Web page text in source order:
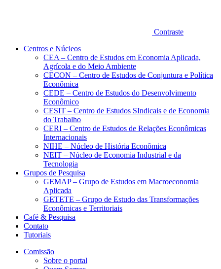
Contraste
Centros e Núcleos
CEA – Centro de Estudos em Economia Aplicada,
Agrícola e do Meio Ambiente
CECON – Centro de Estudos de Conjuntura e Política
Econômica
CEDE – Centro de Estudos do Desenvolvimento
Econômico
CESIT – Centro de Estudos SIndicais e de Economia
do Trabalho
CERI – Centro de Estudos de Relações Econômicas
Internacionais
NIHE – Núcleo de História Econômica
NEIT – Núcleo de Economia Industrial e da
Tecnologia
Grupos de Pesquisa
GEMAP – Grupo de Estudos em Macroeconomia
Aplicada
GETETE – Grupo de Estudo das Transformações
Econômicas e Territoriais
Café & Pesquisa
Contato
Tutoriais
Comissão
Sobre o portal